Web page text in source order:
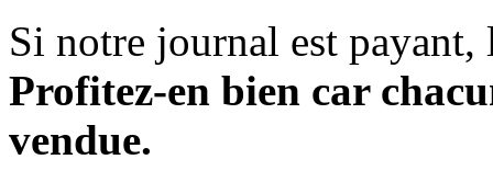
Si notre journal est payant,
Profitez-en bien car
vendue.